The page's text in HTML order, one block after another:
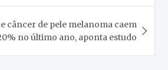
câncer de pele melanoma caem
no último ano, aponta estudo